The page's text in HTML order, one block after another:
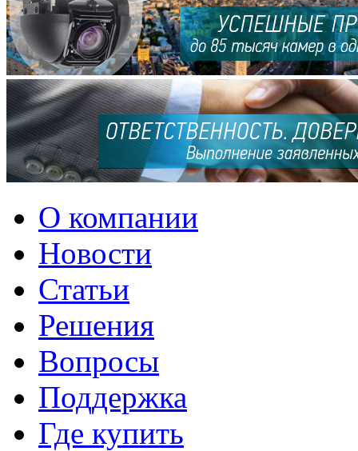
О компании
Новости
Статьи
Решения
Вопросы
Поддержка
Где купить